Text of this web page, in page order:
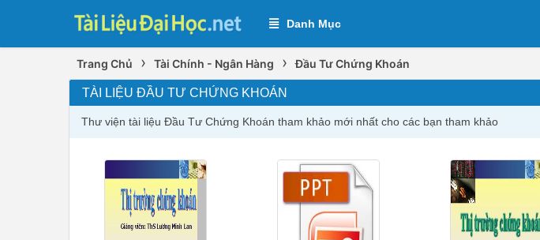
Danh Mục
Trang Chủ › Tài Chính - Ngân Hàng › Đầu Tư Chứng Khoán
TÀI LIỆU ĐẦU TƯ CHỨNG KHOÁN
Thư viện tài liệu Đầu Tư Chứng Khoán tham khảo mới nhất cho các bạn tham khảo